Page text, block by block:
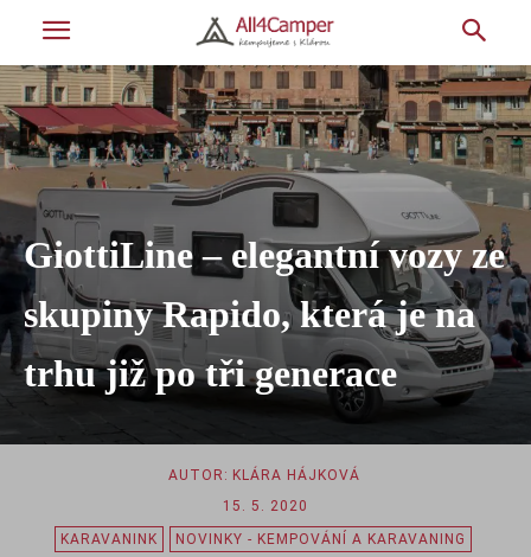
GiottiLine – elegantní vozy ze
skupiny Rapido, která je na
trhu již po tři generace
AUTOR: KLÁRA HÁJKOVÁ
15. 5. 2020
KARAVANINK NOVINKY - KEMPOVÁNÍ A KARAVANING